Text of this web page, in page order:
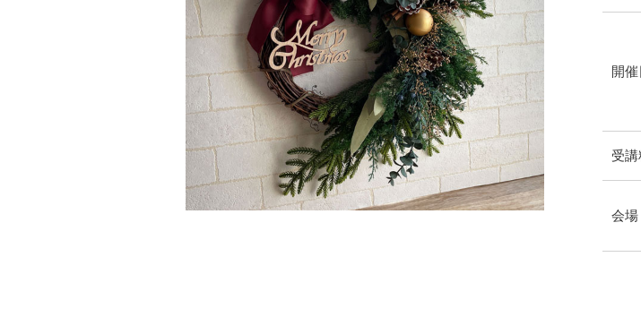
開
受
会場